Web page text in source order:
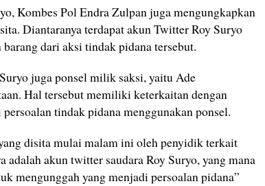
Kombes Pol Endra Zulpan juga mengungkapkan
Diantaranya terdapat akun Twitter Roy Suryo
dari aksi tindak pidana tersebut.
juga ponsel milik saksi, yaitu Ade
Hal tersebut memiliki keterkaitan dengan
tindak pidana menggunakan ponsel.
disita mulai malam ini oleh penyidik terkait
adalah akun twitter saudara Roy Suryo, yang mana
mengunggah yang menjadi persoalan pidana”